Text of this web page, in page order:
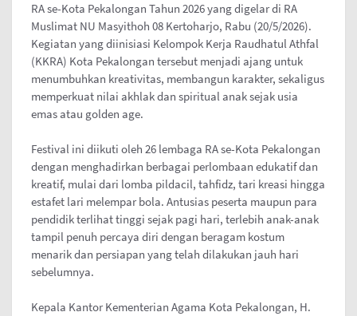
RA se-Kota Pekalongan Tahun 2026 yang digelar di RA
Muslimat NU Masyithoh 08 Kertoharjo, Rabu (20/5/2026).
Kegiatan yang diinisiasi Kelompok Kerja Raudhatul Athfal
(KKRA) Kota Pekalongan tersebut menjadi ajang untuk
menumbuhkan kreativitas, membangun karakter, sekaligus
memperkuat nilai akhlak dan spiritual anak sejak usia
emas atau golden age.
Festival ini diikuti oleh 26 lembaga RA se-Kota Pekalongan
dengan menghadirkan berbagai perlombaan edukatif dan
kreatif, mulai dari lomba pildacil, tahfidz, tari kreasi hingga
estafet lari melempar bola. Antusias peserta maupun para
pendidik terlihat tinggi sejak pagi hari, terlebih anak-anak
tampil penuh percaya diri dengan beragam kostum
menarik dan persiapan yang telah dilakukan jauh hari
sebelumnya.
Kepala Kantor Kementerian Agama Kota Pekalongan, H.